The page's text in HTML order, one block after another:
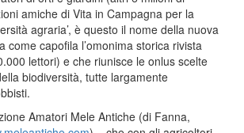
amiche di Vita in Campagna per la
agraria’, è questo il nome della nuova
come capofila l’omonima storica rivista
lettori) e che riunisce le onlus scelte
biodiversità, tutte largamente
Amatori Mele Antiche (di Fanna,